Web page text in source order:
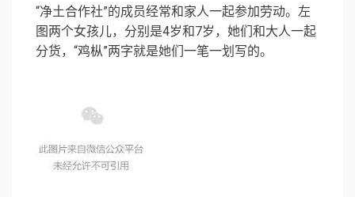
“净土合作社”的成员经常和家人一起参加劳动。左
图两个女孩儿，分别是4岁和7岁，她们和大人一起
分货，“鸡枞”两字就是她们一笔一划写的。